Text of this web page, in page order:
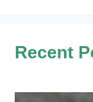
Recent